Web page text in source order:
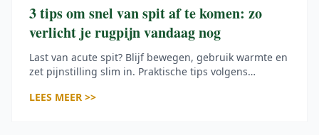
3 tips om snel van spit af te komen: zo
verlicht je rugpijn vandaag nog
Last van acute spit? Blijf bewegen, gebruik warmte en
zet pijnstilling slim in. Praktische tips volgens
LEES MEER >>